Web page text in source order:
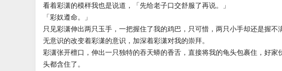
看着彩潇的模样我也是说道，「先给老子口交舒服了再说。」
「彩奴遵命。」
只见彩潇伸出两只玉手，一把握住了我的鸡巴，只可惜，两只小手却还是握
无意识的改变着彩潇的意识，加深着彩潇对我的崇拜。
彩潇张开檀口，伸出一只独特的吞天蟒的香舌，直接将我的龟头包裹住，好
头都含住了。